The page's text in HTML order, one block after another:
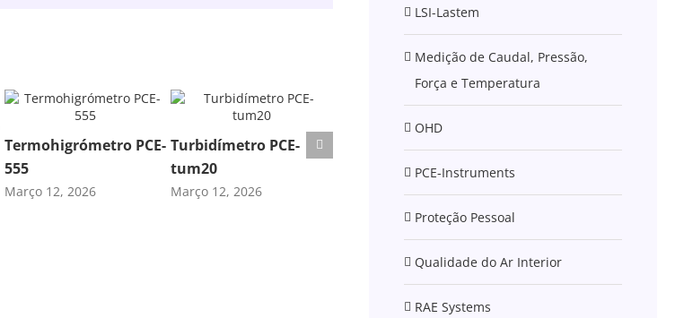
Termohigrómetro PCE-
555
Março 12, 2026
Turbidímetro PCE-
tum20
Março 12, 2026
LSI-Lastem
Medição de Caudal, Pressão,
Força e Temperatura
OHD
PCE-Instruments
Proteção Pessoal
Qualidade do Ar Interior
RAE Systems